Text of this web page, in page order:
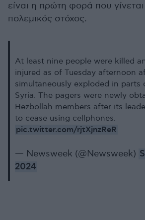
είναι η πρώτη φορά που
πολεμικός στόχος.
At least nine people were killed
injured as of Tuesday afternoon
simultaneously exploded in parts
Syria. The pagers were newly
Hezbollah members after its
to cease using cellphones.
pic.twitter.com/rjtXjnzReR
— Newsweek (@Newsweek)
2024